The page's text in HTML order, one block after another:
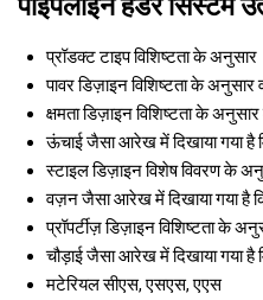
प्रॉडक्ट टाइपविशिष्टता के अनुसार
पावरडिज़ाइन विशिष्टता के अनुसार
क्षमताडिज़ाइन विशिष्टता के
ऊंचाईजैसा आरेख में दिखाया गया है
स्टाइलडिज़ाइन विशेष विवरण के
वज़नजैसा आरेख में दिखाया गया है
प्रॉपर्टीज़डिज़ाइन विशिष्टता के
चौड़ाईजैसा आरेख में दिखाया गया है
मटेरियलसीएस, एसएस, एएस